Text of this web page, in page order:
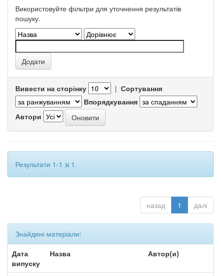
Використовуйте фільтри для уточнення результатів
пошуку.
Вивести на сторінку | Сортування
Впорядкування
Автори
Результати 1-1 зі 1.
назад 1 далі
Знайдені матеріали:
Дата
випуску
Назва Автор(и)